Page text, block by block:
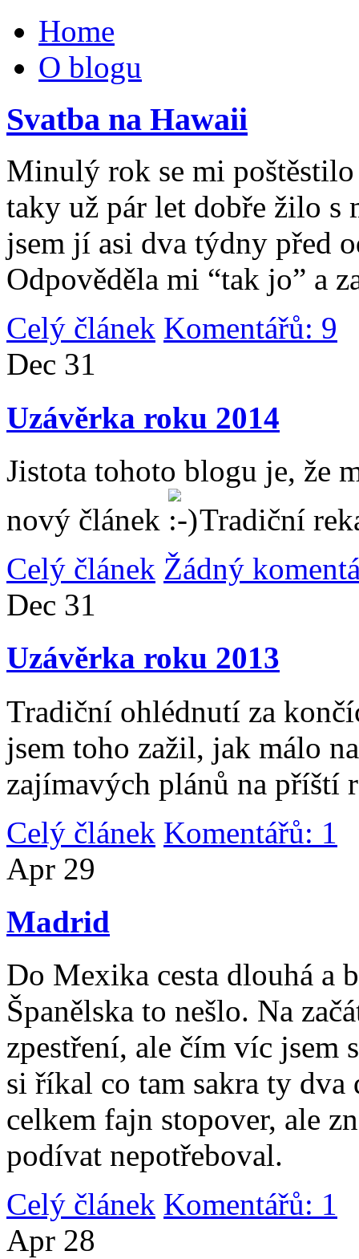
Home
O blogu
Svatba na Hawaii
Minulý rok se mi
taky už pár let dobře žilo
jsem jí asi dva týdny před
Odpověděla mi “tak jo” a
Celý článek Komentářů: 9
Dec 31
Uzávěrka roku 2014
Jistota tohoto blogu je, že
nový článek
Tradiční
Celý článek Žádný
Dec 31
Uzávěrka roku 2013
Tradiční ohlédnutí za
jsem toho zažil, jak málo
zajímavých plánů na příští
Celý článek Komentářů: 1
Apr 29
Madrid
Do Mexika cesta dlouhá a
Španělska to nešlo. Na
zpestření, ale čím víc jsem
si říkal co tam sakra ty
celkem fajn stopover, ale
podívat nepotřeboval.
Celý článek Komentářů: 1
Apr 28